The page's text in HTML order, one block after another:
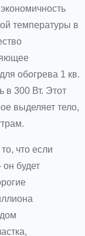
температуры в
обогрева 1 кв.
в 300 Вт. Этот
выделяет тело,
что если
будет